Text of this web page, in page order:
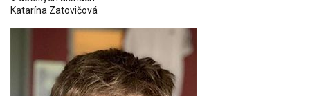
Katarína Zatovičová